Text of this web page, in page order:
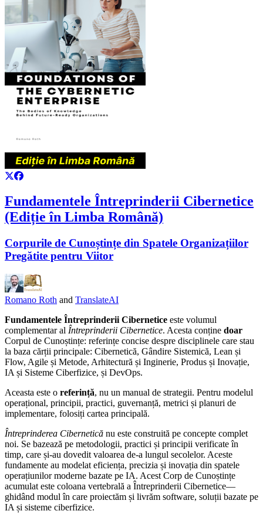
Fundamentele Întreprinderii Cibernetice
(Ediție în Limba Română)
Corpurile de Cunoștințe din Spatele Organizațiilor
Pregătite pentru Viitor
Romano Roth and TranslateAI
Fundamentele Întreprinderii Cibernetice este volumul
complementar al Întreprinderii Cibernetice. Acesta conține doar
Corpul de Cunoștințe: referințe concise despre disciplinele care stau
la baza cărții principale: Cibernetică, Gândire Sistemică, Lean și
Flow, Agile și Metode, Arhitectură și Inginerie, Produs și Inovație,
IA și Sisteme Ciberfizice, și DevOps.
Aceasta este o referință, nu un manual de strategii. Pentru modelul
operațional, principii, practici, guvernanță, metrici și planuri de
implementare, folosiți cartea principală.
Întreprinderea Cibernetică nu este construită pe concepte complet
noi. Se bazează pe metodologii, practici și principii verificate în
timp, care și-au dovedit valoarea de-a lungul secolelor. Aceste
fundamente au modelat eficiența, precizia și inovația din spatele
operațiunilor moderne bazate pe IA. Acest Corp de Cunoștințe
acumulat este coloana vertebrală a Întreprinderii Cibernetice—
ghidând modul în care proiectăm și livrăm software, soluții bazate pe
IA și sisteme ciberfizice.